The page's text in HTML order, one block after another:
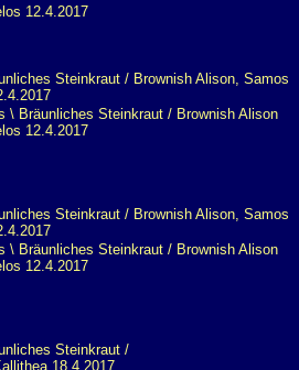
12.4.2017
\ Bräunliches Steinkraut / Brownish Alison
12.4.2017
\ Bräunliches Steinkraut / Brownish Alison
12.4.2017